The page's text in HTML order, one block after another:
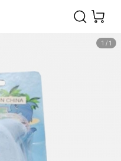
1 / 1